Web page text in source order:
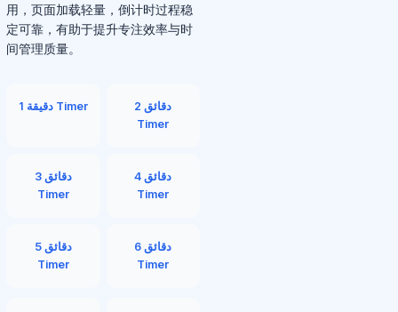
用，页面加载轻量，倒计时过程稳
定可靠，有助于提升专注效率与时
间管理质量。
1 دقيقة Timer
2 دقائق
Timer
3 دقائق
Timer
4 دقائق
Timer
5 دقائق
Timer
6 دقائق
Timer